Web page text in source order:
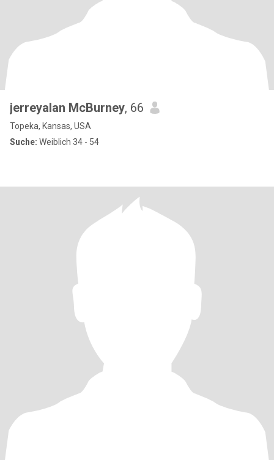
jerreyalan McBurney, 66
Topeka, Kansas, USA
Suche: Weiblich 34 - 54